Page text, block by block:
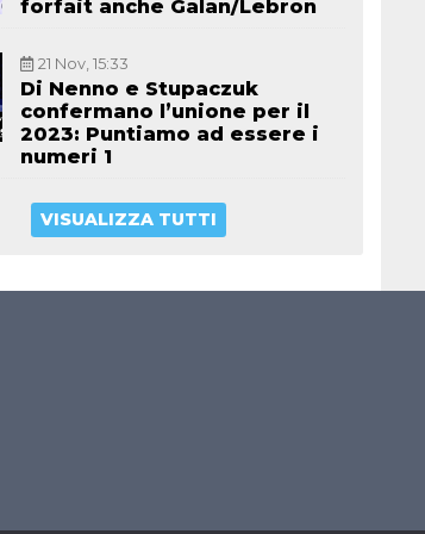
forfait anche Galan/Lebron
21 Nov, 15:33
Di Nenno e Stupaczuk
confermano l’unione per il
2023: Puntiamo ad essere i
numeri 1
VISUALIZZA TUTTI